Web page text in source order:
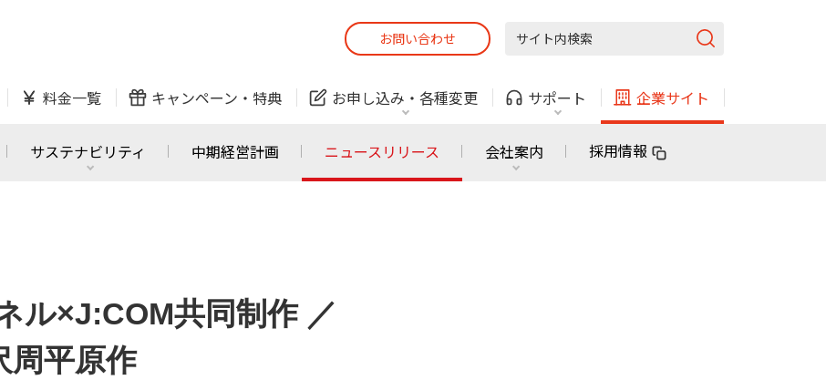
お問い合わせ
料金一覧 キャンペーン・ 特典 お申し込み・ 各種変更 サポート 企業サイト
防犯カメラ
ービスの追加・変更 料金シミュレーション
ホームIoT 防犯カメラ
でんき 固定電話
防犯カメラ
法人・自治体向けサービス
サステナビリティ 中期経営計画 ニュースリリース 会社案内 採用情報
ル×J:COM共同制作 ／
平原作